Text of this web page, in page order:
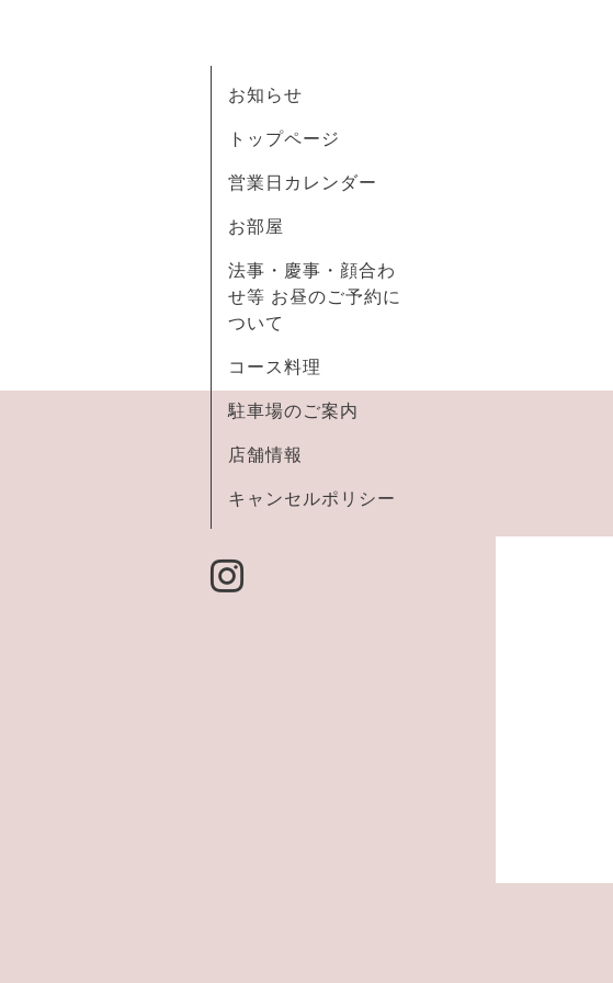
お知らせ
トップページ
営業日カレンダー
お部屋
法事・慶事・顔合わ
せ等 お昼のご予約に
ついて
コース料理
駐車場のご案内
店舗情報
キャンセルポリシー